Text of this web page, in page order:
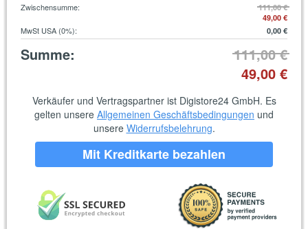
Zwischensumme:
111,00 €
49,00 €
MwSt USA (0%): 0,00 €
Summe:
111,00 €
49,00 €
Verkäufer und Vertragspartner ist Digistore24 GmbH. Es
gelten unsere Allgemeinen Geschäftsbedingungen und
unsere Widerrufsbelehrung.
Mit Kreditkarte bezahlen